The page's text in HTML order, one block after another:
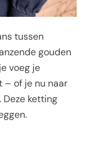
tussen
gouden
voeg je
– of je nu naar
ketting